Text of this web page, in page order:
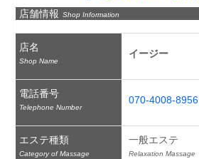
店舗情報 Shop Information
店名
Shop Name
イージー
電話番号
Telephone Number
070-4008-8956
エステ種類
Category of Massage
一般エステ
Relaxation Massage